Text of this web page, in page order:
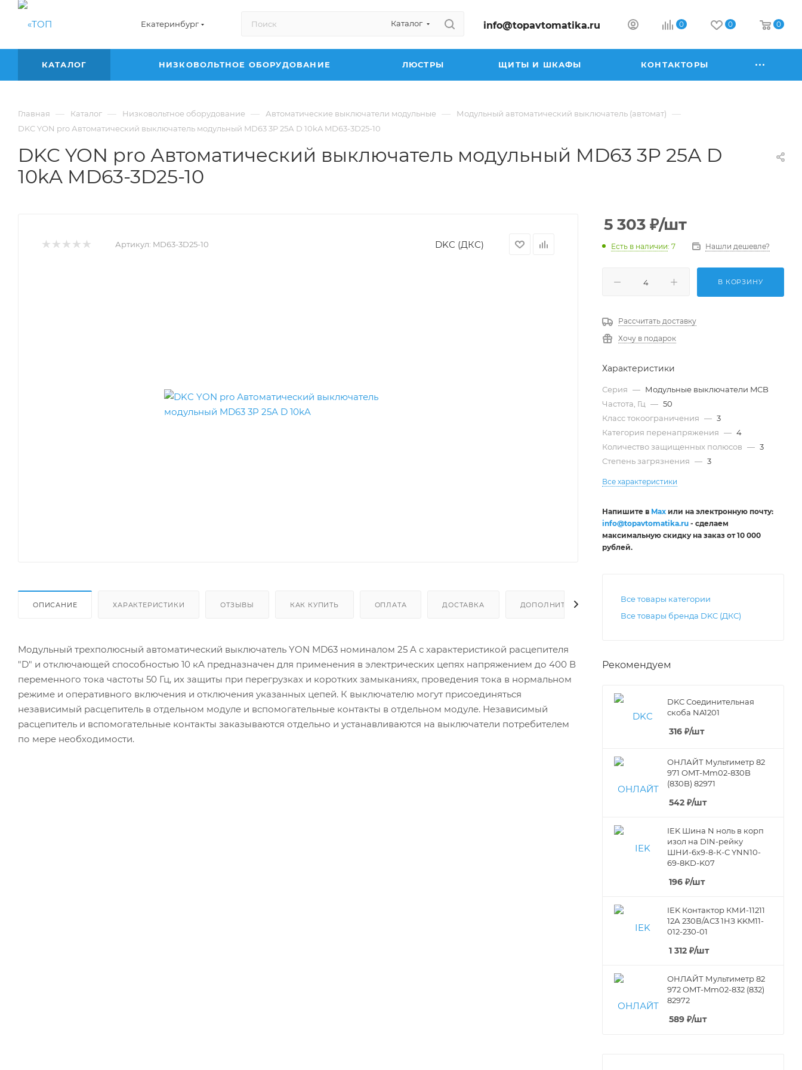
Екатеринбург Каталог info@topavtomatika.ru 0 0 0
КАТАЛОГ НИЗКОВОЛЬТНОЕ ОБОРУДОВАНИЕ ЛЮСТРЫ ЩИТЫ И ШКАФЫ КОНТАКТОРЫ
Главная — Каталог — Низковольтное оборудование — Автоматические выключатели модульные — Модульный автоматический выключатель (автомат) —
DKC YON pro Автоматический выключатель модульный MD63 3P 25А D 10kA MD63-3D25-10
DKC YON pro Автоматический выключатель модульный MD63 3P 25А D
10kA MD63-3D25-10
Артикул: MD63-3D25-10 DKC (ДКС)
ОПИСАНИЕ ХАРАКТЕРИСТИКИ ОТЗЫВЫ КАК КУПИТЬ ОПЛАТА ДОСТАВКА ДОПОЛНИТЕЛЬНО
Модульный трехполюсный автоматический выключатель YON MD63 номиналом 25 A с характеристикой расцепителя
"D" и отключающей способностью 10 кА предназначен для применения в электрических цепях на­пряжением до 400 В
переменного тока частоты 50 Гц, их защиты при перегрузках и коротких замыканиях, проведения тока в нормальном
режиме и оперативного включения и отключения указанных цепей. К выключателю могут присоединяться
независимый расцепитель в от­дельном модуле и вспомогательные контакты в отдельном модуле. Независимый
расцепитель и вспомогательные контакты заказываются отдельно и устанавливаются на выключатели потребителем
по мере необходимости.
5 303 ₽/шт
Есть в наличии: 7 Нашли дешевле?
В КОРЗИНУ
Рассчитать доставку
Хочу в подарок
Характеристики
Серия — Модульные выключатели MCB
Частота, Гц — 50
Класс токоограничения — 3
Категория перенапряжения — 4
Количество защищенных полюсов — 3
Степень загрязнения — 3
Все характеристики
Напишите в Max или на электронную почту:
info@topavtomatika.ru - сделаем
максимальную скидку на заказ от 10 000
рублей.
Все товары категории
Все товары бренда DKC (ДКС)
Рекомендуем
DKC Соединительная
скоба NA1201
316 ₽/шт
ОНЛАЙТ Мультиметр 82
971 OMT-Mm02-830B
(830B) 82971
542 ₽/шт
IEK Шина N ноль в корп
изол на DIN-рейку
ШНИ-6х9-8-К-С YNN10-
69-8KD-K07
196 ₽/шт
IEK Контактор КМИ-11211
12А 230В/АС3 1HЗ KKM11-
012-230-01
1 312 ₽/шт
ОНЛАЙТ Мультиметр 82
972 OMT-Mm02-832 (832)
82972
589 ₽/шт